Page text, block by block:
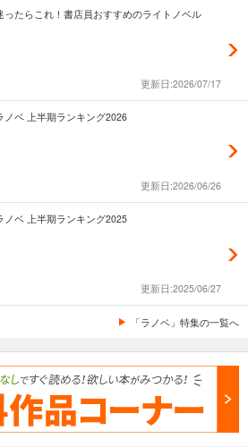
ったらこれ！書店員おすすめのライトノベル
更新日:2026/07/17
ノベ 上半期ランキング2026
更新日:2026/06/26
ノベ 上半期ランキング2025
更新日:2025/06/27
「ラノベ」特集の一覧へ